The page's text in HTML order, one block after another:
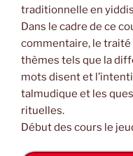
traditionnelle en
Dans le cadre de ce
commentaire, le traité
thèmes tels que la
mots disent et
talmudique et les
rituelles.
Début des cours le